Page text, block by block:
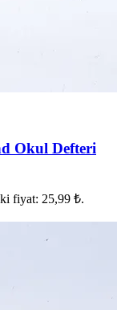
Okul Defteri
fiyat: 25,99 ₺.